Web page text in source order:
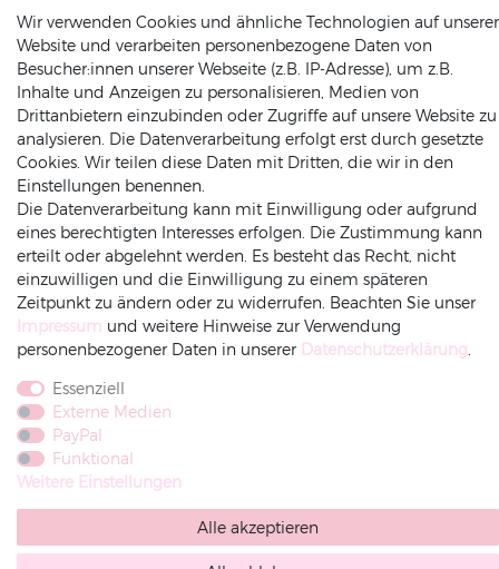
info@dekowunder.de
ZAHLUNGSARTEN
Amazonpay
INFORMATIONEN
Versand
Impressum
AGB
Widerrufsrecht
Widerruf-senden
Wir verwenden Cookies und ähnliche Technologien auf unserer
Website und verarbeiten personenbezogene Daten von
Besucher:innen unserer Webseite (z.B. IP-Adresse), um z.B.
Inhalte und Anzeigen zu personalisieren, Medien von
Drittanbietern einzubinden oder Zugriffe auf unsere Website zu
analysieren. Die Datenverarbeitung erfolgt erst durch gesetzte
Cookies. Wir teilen diese Daten mit Dritten, die wir in den
Einstellungen benennen.
Die Datenverarbeitung kann mit Einwilligung oder aufgrund
eines berechtigten Interesses erfolgen. Die Zustimmung kann
erteilt oder abgelehnt werden. Es besteht das Recht, nicht
einzuwilligen und die Einwilligung zu einem späteren
Zeitpunkt zu ändern oder zu widerrufen. Beachten Sie unser
Impressum und weitere Hinweise zur Verwendung
personenbezogener Daten in unserer Daten­schutz­erklärung
Essenziell
Externe Medien
PayPal
Funktional
Weitere Einstellungen
Alle akzeptieren